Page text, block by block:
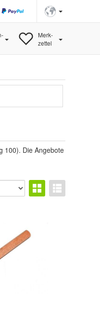
Merk-
zettel
100). Die Angebote